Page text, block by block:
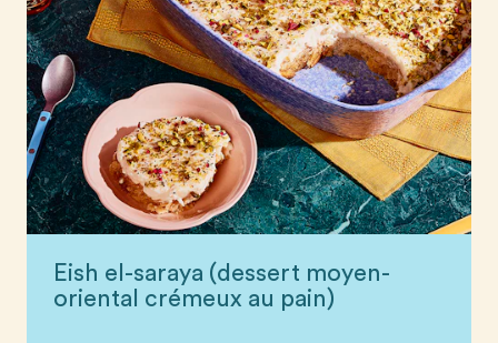
Eish el-saraya (dessert moyen-
oriental crémeux au pain)